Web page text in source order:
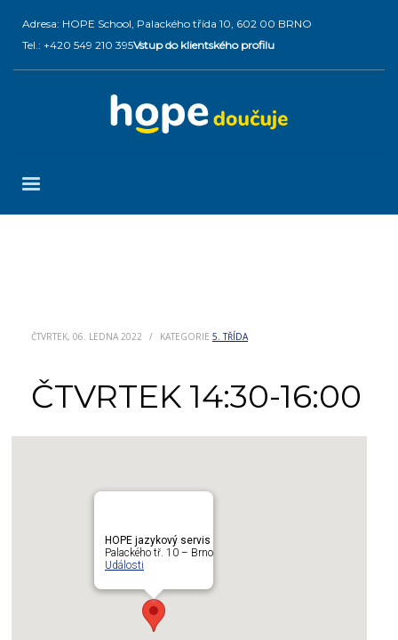
Adresa: HOPE School, Palackého třída 10, 602 00 BRNO
Tel.: +420 549 210 395Vstup do klientského profilu
ČTVRTEK, 06. LEDNA 2022 / KATEGORIE 5. TŘÍDA
ČTVRTEK 14:30-16:00
HOPE jazykový servis
Palackého tř. 10 – Brno
Události